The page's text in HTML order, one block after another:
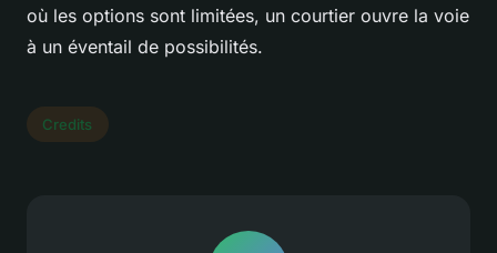
où les options sont limitées, un courtier ouvre la voie
à un éventail de possibilités.
Credits